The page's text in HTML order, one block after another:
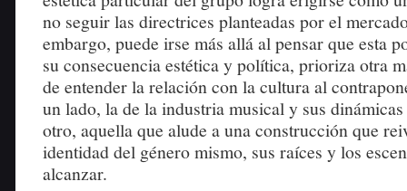
no seguir las directrices planteadas por el
embargo, puede irse más allá al pensar que esta
su consecuencia estética y política, prioriza otra
de entender la relación con la cultura al
un lado, la de la industria musical y sus
otro, aquella que alude a una construcción que
identidad del género mismo, sus raíces y los
alcanzar.